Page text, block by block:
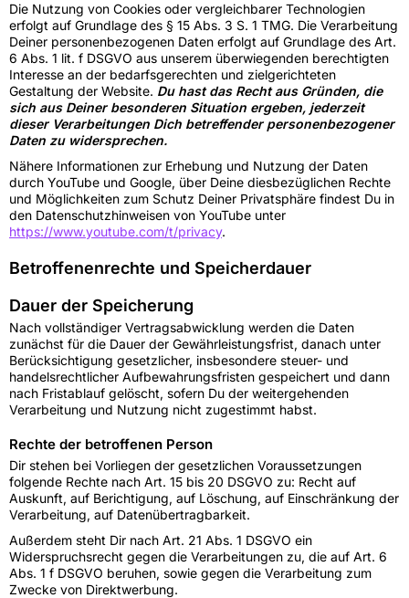
Die Nutzung von Cookies oder vergleichbarer Technologien
erfolgt auf Grundlage des § 15 Abs. 3 S. 1 TMG. Die Verarbeitung
Deiner personenbezogenen Daten erfolgt auf Grundlage des Art.
6 Abs. 1 lit. f DSGVO aus unserem überwiegenden berechtigten
Interesse an der bedarfsgerechten und zielgerichteten
Gestaltung der Website. Du hast das Recht aus Gründen, die
sich aus Deiner besonderen Situation ergeben, jederzeit
dieser Verarbeitungen Dich betreffender personenbezogener
Daten zu widersprechen.
Nähere Informationen zur Erhebung und Nutzung der Daten
durch YouTube und Google, über Deine diesbezüglichen Rechte
und Möglichkeiten zum Schutz Deiner Privatsphäre findest Du in
den Datenschutzhinweisen von YouTube unter
https://www.youtube.com/t/privacy.
Betroffenenrechte und Speicherdauer
Dauer der Speicherung
Nach vollständiger Vertragsabwicklung werden die Daten
zunächst für die Dauer der Gewährleistungsfrist, danach unter
Berücksichtigung gesetzlicher, insbesondere steuer- und
handelsrechtlicher Aufbewahrungsfristen gespeichert und dann
nach Fristablauf gelöscht, sofern Du der weitergehenden
Verarbeitung und Nutzung nicht zugestimmt habst.
Rechte der betroffenen Person
Dir stehen bei Vorliegen der gesetzlichen Voraussetzungen
folgende Rechte nach Art. 15 bis 20 DSGVO zu: Recht auf
Auskunft, auf Berichtigung, auf Löschung, auf Einschränkung der
Verarbeitung, auf Datenübertragbarkeit.
Außerdem steht Dir nach Art. 21 Abs. 1 DSGVO ein
Widerspruchsrecht gegen die Verarbeitungen zu, die auf Art. 6
Abs. 1 f DSGVO beruhen, sowie gegen die Verarbeitung zum
Zwecke von Direktwerbung.